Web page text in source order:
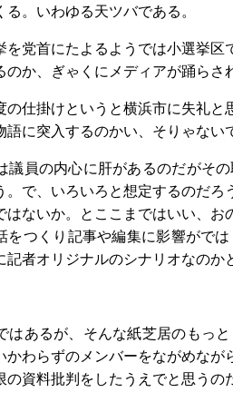
る。いわゆる天ツバである。
党首にたよるようでは小選挙区
のか、ぎゃくにメディアが踊らさ
仕掛けというと横浜市に失礼と
語に突入するのかい、そりゃない
員の内心に肝があるのだがその
。で、いろいろと想定するのだ
はないか。とここまではいい、
をつくり記事や編集に影響がで
記者オリジナルのシナリオなのか
あるが、そんな紙芝居のもっと
かわらずのメンバーをながめな
の資料批判をしたうえでと思うの